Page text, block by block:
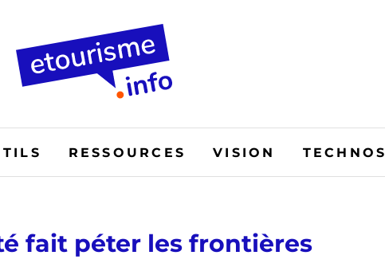
RESSOURCES VISION TECHNOS
fait péter les frontières